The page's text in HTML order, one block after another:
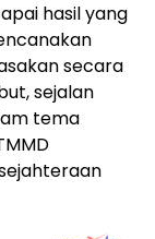
hasil yang
secara
sejalan
tema